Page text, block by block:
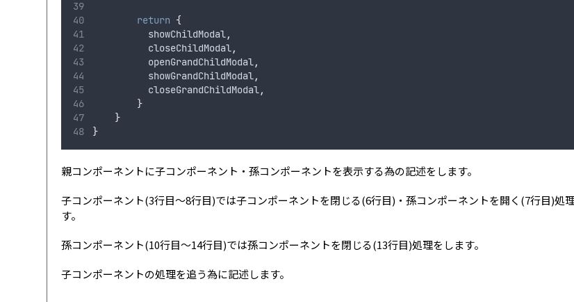
return {
          showChildModal
,
          closeChildModal
,
          openGrandChildModal
,
          showGrandChildModal
,
          closeGrandChildModal
,
}
}
}
親コンポーネントに子コンポーネント・孫コンポーネントを表示する為の記述をします。
子コンポーネント(3行目〜8行目)では子コンポーネントを閉じる(6行目)・孫コンポーネントを開く(7行目)処
す。
孫コンポーネント(10行目〜14行目)では孫コンポーネントを閉じる(13行目)処理をします。
子コンポーネントの処理を追う為に記述します。